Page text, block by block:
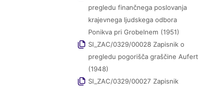
pregledu finančnega poslovanja
krajevnega ljudskega odbora
Ponikva pri Grobelnem (1951)
SI_ZAC/0329/00028 Zapisnik o
pregledu pogorišča graščine Aufert
(1948)
SI_ZAC/0329/00027 Zapisnik